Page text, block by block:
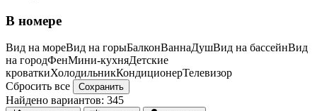
В номере
Вид на мореВид на горыБалконВаннаДушВид на бассейнВид
на городФенМини-кухняДетские
кроваткиХолодильникКондиционерТелевизор
Сбросить все
Сохранить
Найдено вариантов: 345